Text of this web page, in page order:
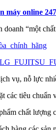
máy online
“một
vụ, nỗ lực
các tiêu chuẩn
chất lượng